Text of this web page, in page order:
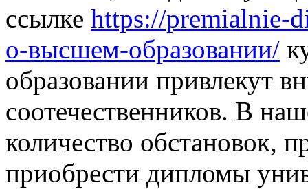
ссылке https://premialnie-
о-высшем-образовании/
образовании привлекут
соотечественников. В
количество обстановок,
приобрести дипломы